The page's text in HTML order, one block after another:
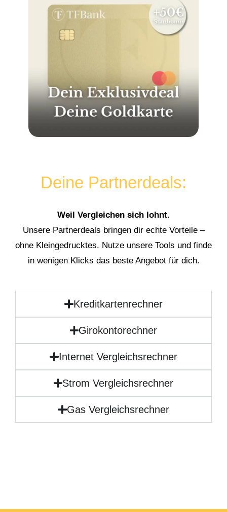
Deine Partnerdeals:
Weil Vergleichen sich lohnt.
Unsere Partnerdeals bringen dir echte Vorteile –
ohne Kleingedrucktes. Nutze unsere Tools und finde
in wenigen Klicks das beste Angebot für dich.
Kreditkartenrechner
Girokontorechner
Internet Vergleichsrechner
Strom Vergleichsrechner
Gas Vergleichsrechner